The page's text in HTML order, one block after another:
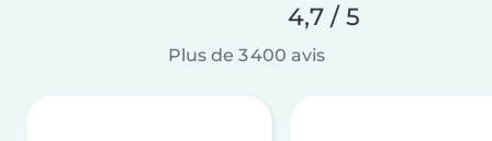
4,7 / 5
Plus de 3 400 avis